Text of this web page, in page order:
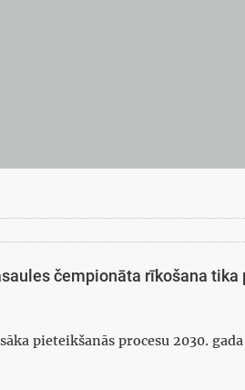
čempionāta rīkošana
pieteikšanās procesu 2030.